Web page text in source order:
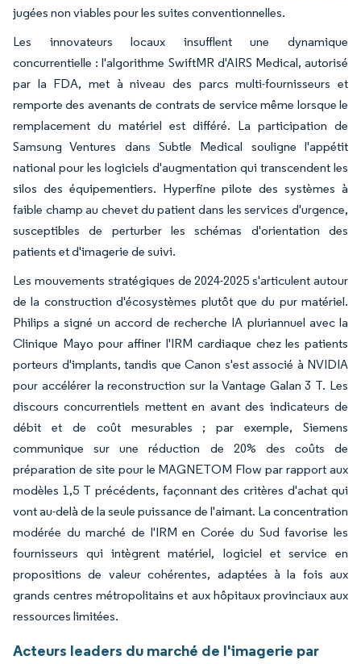
jugées non viables pour les suites conventionnelles.
Les innovateurs locaux insufflent une dynamique
concurrentielle : l'algorithme SwiftMR d'AIRS Medical, autorisé
par la FDA, met à niveau des parcs multi-fournisseurs et
remporte des avenants de contrats de service même lorsque le
remplacement du matériel est différé. La participation de
Samsung Ventures dans Subtle Medical souligne l'appétit
national pour les logiciels d'augmentation qui transcendent les
silos des équipementiers. Hyperfine pilote des systèmes à
faible champ au chevet du patient dans les services d'urgence,
susceptibles de perturber les schémas d'orientation des
patients et d'imagerie de suivi.
Les mouvements stratégiques de 2024-2025 s'articulent autour
de la construction d'écosystèmes plutôt que du pur matériel.
Philips a signé un accord de recherche IA pluriannuel avec la
Clinique Mayo pour affiner l'IRM cardiaque chez les patients
porteurs d'implants, tandis que Canon s'est associé à NVIDIA
pour accélérer la reconstruction sur la Vantage Galan 3 T. Les
discours concurrentiels mettent en avant des indicateurs de
débit et de coût mesurables ; par exemple, Siemens
communique sur une réduction de 20% des coûts de
préparation de site pour le MAGNETOM Flow par rapport aux
modèles 1,5 T précédents, façonnant des critères d'achat qui
vont au-delà de la seule puissance de l'aimant. La concentration
modérée du marché de l'IRM en Corée du Sud favorise les
fournisseurs qui intègrent matériel, logiciel et service en
propositions de valeur cohérentes, adaptées à la fois aux
grands centres métropolitains et aux hôpitaux provinciaux aux
ressources limitées.
Acteurs leaders du marché de l'imagerie par